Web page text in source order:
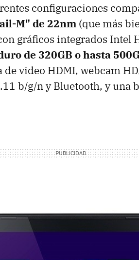
configuraciones
M" de 22nm (que más
gráficos integrados Intel
de 320GB o hasta
video HDMI, webcam
b/g/n y Bluetooth, y una